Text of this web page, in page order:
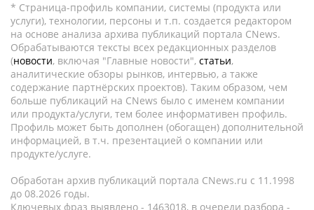
* Страница-профиль компании, системы (продукта или
услуги), технологии, персоны и т.п. создается редактором
на основе анализа архива публикаций портала CNews.
Обрабатываются тексты всех редакционных разделов
(новости, включая "Главные новости", статьи,
аналитические обзоры рынков, интервью, а также
содержание партнёрских проектов). Таким образом, чем
больше публикаций на CNews было с именем компании
или продукта/услуги, тем более информативен профиль.
Профиль может быть дополнен (обогащен) дополнительной
информацией, в т.ч. презентацией о компании или
продукте/услуге.
Обработан архив публикаций портала CNews.ru c 11.1998
до 08.2026 годы.
Ключевых фраз выявлено - 1463018, в очереди разбора -